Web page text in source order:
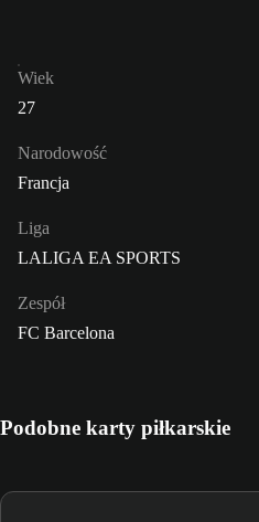
Wiek
27
Narodowość
Francja
Liga
LALIGA EA SPORTS
Zespół
FC Barcelona
Podobne karty piłkarskie